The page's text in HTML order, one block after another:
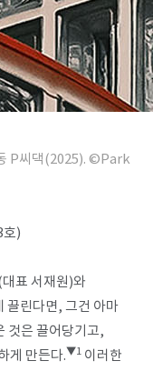
P씨댁(2025). ©Park
호)
표 서재원)와
끌린다면, 그건 아마
것은 끌어당기고,
게 만든다.▼1 이러한